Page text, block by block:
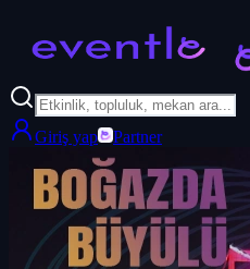
Giriş yap Partner